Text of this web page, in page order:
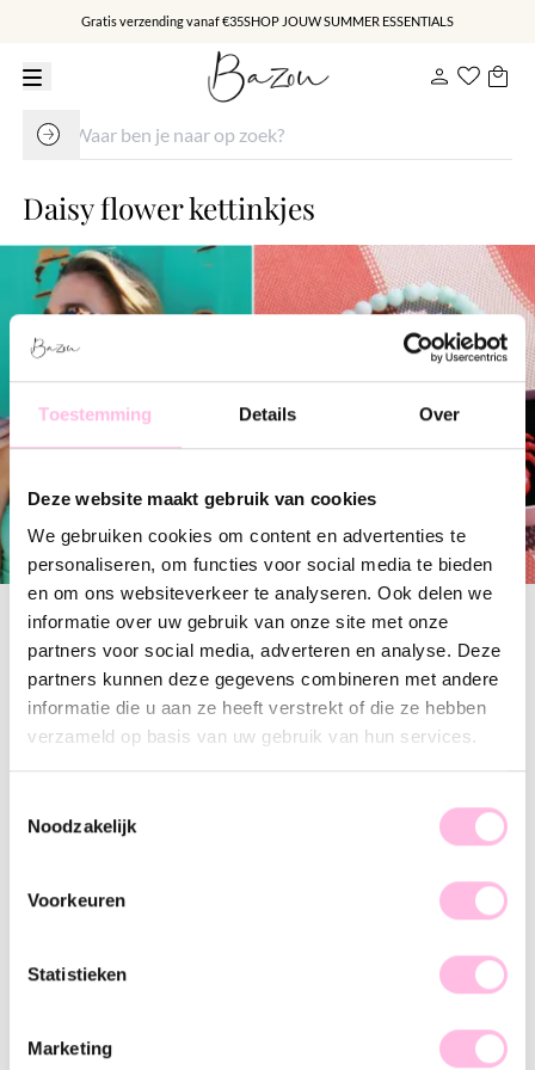
Toestemming Details Over
Deze website maakt gebruik van cookies
We gebruiken cookies om content en advertenties te
personaliseren, om functies voor social media te bieden
en om ons websiteverkeer te analyseren. Ook delen we
informatie over uw gebruik van onze site met onze
partners voor social media, adverteren en analyse. Deze
partners kunnen deze gegevens combineren met andere
informatie die u aan ze heeft verstrekt of die ze hebben
verzameld op basis van uw gebruik van hun services.
Noodzakelijk
Voorkeuren
Statistieken
Marketing
Gratis verzending vanaf €35SHOP JOUW SUMMER ESSENTIALS
Daisy flower kettinkjes
Filter
Daisy flower kettinkje – Mix nude
€ 27.95
Daisy flower kettinkje - nude
€ 27.95
€ 27.95
Daisy flower kettinkje - lila